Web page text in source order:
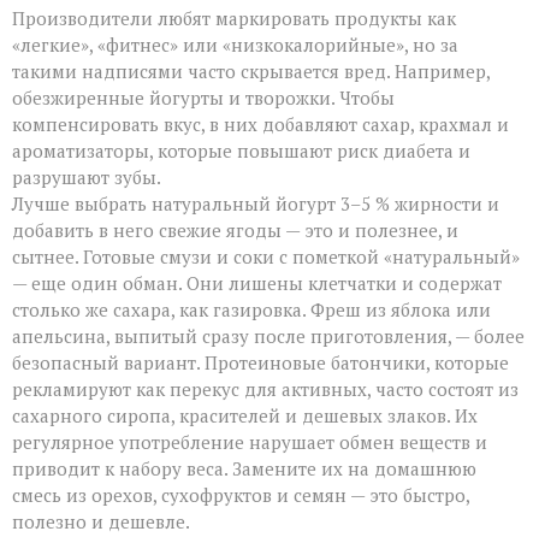
продукты
могут
навредить
вашему
здоровью
Производители любят маркировать продукты как
«легкие», «фитнес» или «низкокалорийные», но за
такими надписями часто скрывается вред. Например,
обезжиренные йогурты и творожки. Чтобы
компенсировать вкус, в них добавляют сахар, крахмал и
ароматизаторы, которые повышают риск диабета и
разрушают зубы.
Лучше выбрать натуральный йогурт 3–5 % жирности и
добавить в него свежие ягоды — это и полезнее, и
сытнее. Готовые смузи и соки с пометкой «натуральный»
— еще один обман. Они лишены клетчатки и содержат
столько же сахара, как газировка. Фреш из яблока или
апельсина, выпитый сразу после приготовления, — более
безопасный вариант. Протеиновые батончики, которые
рекламируют как перекус для активных, часто состоят из
сахарного сиропа, красителей и дешевых злаков. Их
регулярное употребление нарушает обмен веществ и
приводит к набору веса. Замените их на домашнюю
смесь из орехов, сухофруктов и семян — это быстро,
полезно и дешевле.